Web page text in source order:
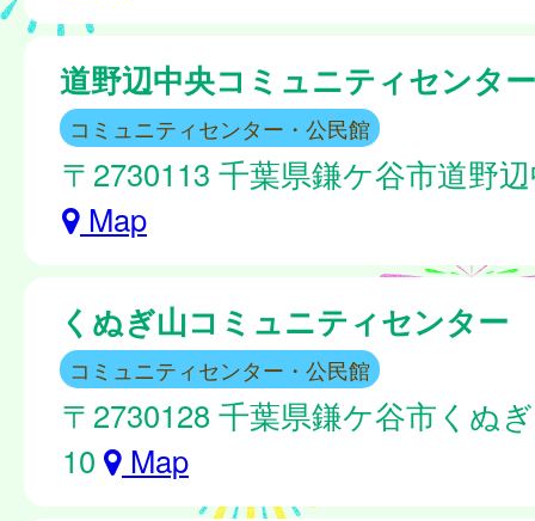
道野辺中央コミュニティセンター
コミュニティセンター・公民館
〒2730113 千葉県鎌ケ谷市道野
Map
くぬぎ山コミュニティセンター
コミュニティセンター・公民館
〒2730128 千葉県鎌ケ谷市くぬ
10
Map